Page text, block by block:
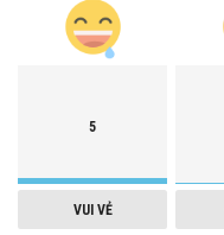
5
VUI VẺ